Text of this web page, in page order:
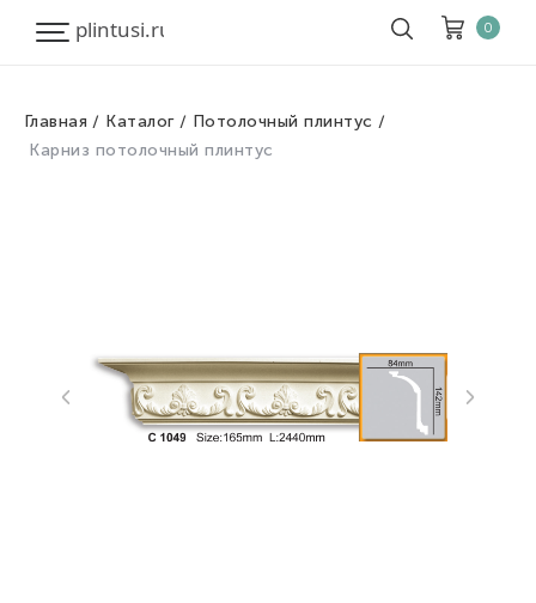
Корзина
0
Главная Каталог
Потолочный плинтус
Карниз потолочный плинтус